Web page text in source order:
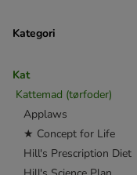
Kategori
Kat
Kattemad (tørfoder)
Applaws
★ Concept for Life
Hill's Prescription Diet